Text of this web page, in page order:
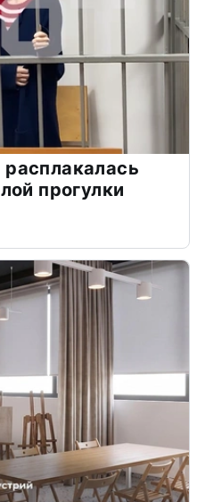
прогулки